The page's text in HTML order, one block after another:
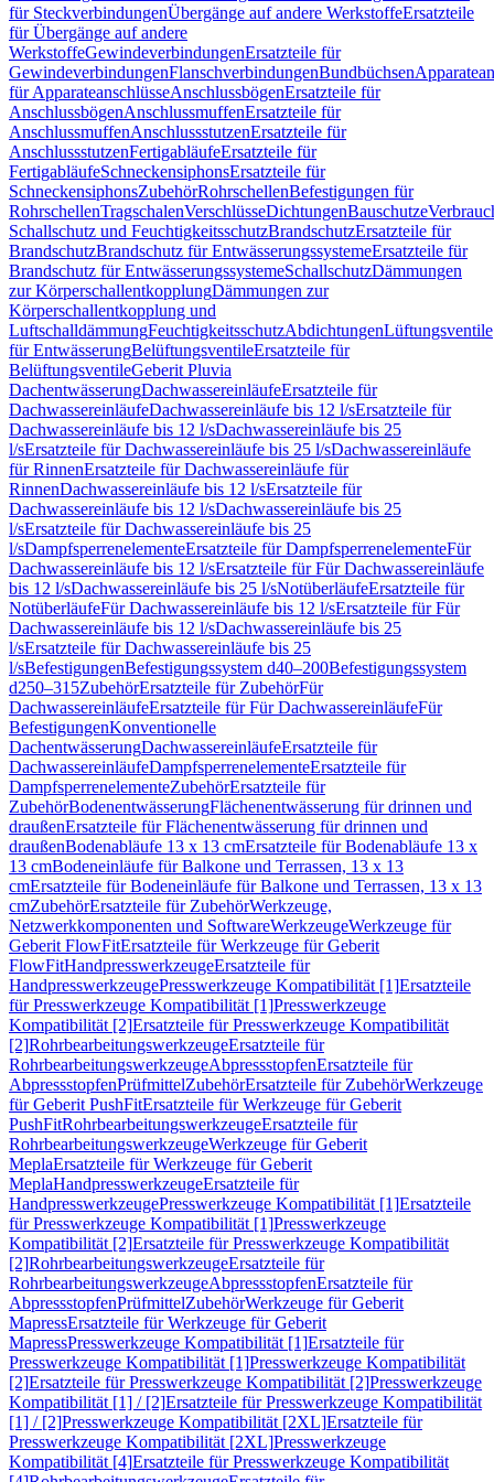
für SteckverbindungenÜbergänge auf andere WerkstoffeErsatzteile
für Übergänge auf andere
WerkstoffeGewindeverbindungenErsatzteile für
GewindeverbindungenFlanschverbindungenBundbüchsen
für ApparateanschlüsseAnschlussbögenErsatzteile für
AnschlussbögenAnschlussmuffenErsatzteile für
AnschlussmuffenAnschlussstutzenErsatzteile für
AnschlussstutzenFertigabläufeErsatzteile für
FertigabläufeSchneckensiphonsErsatzteile für
SchneckensiphonsZubehörRohrschellenBefestigungen für
RohrschellenTragschalenVerschlüsseDichtungenBauschutze
Schallschutz und FeuchtigkeitsschutzBrandschutzErsatzteile für
BrandschutzBrandschutz für EntwässerungssystemeErsatzteile für
Brandschutz für EntwässerungssystemeSchallschutzDämmungen
zur KörperschallentkopplungDämmungen zur
Körperschallentkopplung und
LuftschalldämmungFeuchtigkeitsschutzAbdichtungenLüftungsventile
für EntwässerungBelüftungsventileErsatzteile für
BelüftungsventileGeberit Pluvia
DachentwässerungDachwassereinläufeErsatzteile für
DachwassereinläufeDachwassereinläufe bis 12 l/sErsatzteile für
Dachwassereinläufe bis 12 l/sDachwassereinläufe bis 25
l/sErsatzteile für Dachwassereinläufe bis 25 l/sDachwassereinläufe
für RinnenErsatzteile für Dachwassereinläufe für
RinnenDachwassereinläufe bis 12 l/sErsatzteile für
Dachwassereinläufe bis 12 l/sDachwassereinläufe bis 25
l/sErsatzteile für Dachwassereinläufe bis 25
l/sDampfsperrenelementeErsatzteile für DampfsperrenelementeFür
Dachwassereinläufe bis 12 l/sErsatzteile für Für Dachwassereinläufe
bis 12 l/sDachwassereinläufe bis 25 l/sNotüberläufeErsatzteile für
NotüberläufeFür Dachwassereinläufe bis 12 l/sErsatzteile für Für
Dachwassereinläufe bis 12 l/sDachwassereinläufe bis 25
l/sErsatzteile für Dachwassereinläufe bis 25
l/sBefestigungenBefestigungssystem d40–200Befestigungssystem
d250–315ZubehörErsatzteile für ZubehörFür
DachwassereinläufeErsatzteile für Für DachwassereinläufeFür
BefestigungenKonventionelle
DachentwässerungDachwassereinläufeErsatzteile für
DachwassereinläufeDampfsperrenelementeErsatzteile für
DampfsperrenelementeZubehörErsatzteile für
ZubehörBodenentwässerungFlächenentwässerung für drinnen und
draußenErsatzteile für Flächenentwässerung für drinnen und
draußenBodenabläufe 13 x 13 cmErsatzteile für Bodenabläufe 13 x
13 cmBodeneinläufe für Balkone und Terrassen, 13 x 13
cmErsatzteile für Bodeneinläufe für Balkone und Terrassen, 13 x 13
cmZubehörErsatzteile für ZubehörWerkzeuge,
Netzwerkkomponenten und SoftwareWerkzeugeWerkzeuge für
Geberit FlowFitErsatzteile für Werkzeuge für Geberit
FlowFitHandpresswerkzeugeErsatzteile für
HandpresswerkzeugePresswerkzeuge Kompatibilität [1]Ersatzteile
für Presswerkzeuge Kompatibilität [1]Presswerkzeuge
Kompatibilität [2]Ersatzteile für Presswerkzeuge Kompatibilität
[2]RohrbearbeitungswerkzeugeErsatzteile für
RohrbearbeitungswerkzeugeAbpressstopfenErsatzteile für
AbpressstopfenPrüfmittelZubehörErsatzteile für ZubehörWerkzeuge
für Geberit PushFitErsatzteile für Werkzeuge für Geberit
PushFitRohrbearbeitungswerkzeugeErsatzteile für
RohrbearbeitungswerkzeugeWerkzeuge für Geberit
MeplaErsatzteile für Werkzeuge für Geberit
MeplaHandpresswerkzeugeErsatzteile für
HandpresswerkzeugePresswerkzeuge Kompatibilität [1]Ersatzteile
für Presswerkzeuge Kompatibilität [1]Presswerkzeuge
Kompatibilität [2]Ersatzteile für Presswerkzeuge Kompatibilität
[2]RohrbearbeitungswerkzeugeErsatzteile für
RohrbearbeitungswerkzeugeAbpressstopfenErsatzteile für
AbpressstopfenPrüfmittelZubehörWerkzeuge für Geberit
MapressErsatzteile für Werkzeuge für Geberit
MapressPresswerkzeuge Kompatibilität [1]Ersatzteile für
Presswerkzeuge Kompatibilität [1]Presswerkzeuge Kompatibilität
[2]Ersatzteile für Presswerkzeuge Kompatibilität [2]Presswerkzeuge
Kompatibilität [1] / [2]Ersatzteile für Presswerkzeuge Kompatibilität
[1] / [2]Presswerkzeuge Kompatibilität [2XL]Ersatzteile für
Presswerkzeuge Kompatibilität [2XL]Presswerkzeuge
Kompatibilität [4]Ersatzteile für Presswerkzeuge Kompatibilität